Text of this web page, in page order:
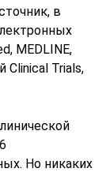
в
MEDLINE,
Clinical Trials,
Но никаких